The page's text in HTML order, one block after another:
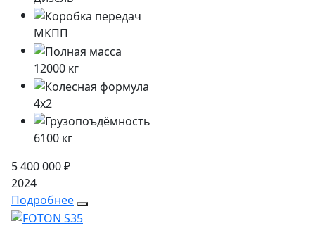
МКПП
12000 кг
4x2
6100 кг
5 400 000 ₽
2024
Подробнее